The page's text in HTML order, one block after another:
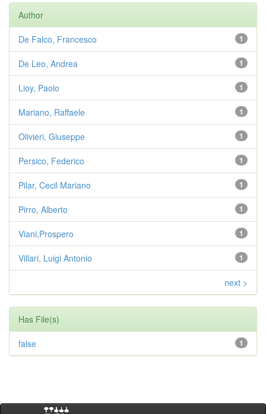
Author
1
De Falco, Francesco
1
De Leo, Andrea
1
Lioy, Paolo
1
Mariano, Raffaele
1
Olivieri, Giuseppe
1
Persico, Federico
1
Pilar, Cecil Mariano
1
Pirro, Alberto
1
Viani,Prospero
1
Villari, Luigi Antonio
next >
Has File(s)
1
false